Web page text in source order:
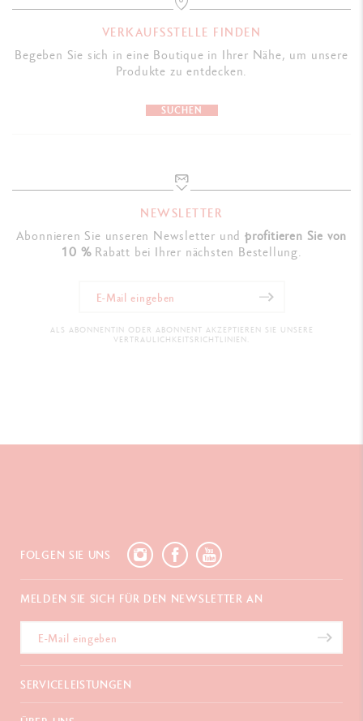
Swiss Made
Ref. 844.999
VERKAUFSSTELLE FINDEN
Begeben Sie sich in eine Boutique in Ihrer Nähe, um unsere
Produkte zu entdecken.
SUCHEN
NEWSLETTER
Abonnieren Sie unseren Newsletter undprofitieren Sie von
10 %Rabatt bei Ihrer nächsten Bestellung.
ALS ABONNENTIN ODER ABONNENT AKZEPTIEREN SIE UNSERE
VERTRAULICHKEITSRICHTLINIEN.
FOLGEN SIE UNS
MELDEN SIE SICH FÜR DEN NEWSLETTER AN
SERVICELEISTUNGEN
E-Geschenkgutschein